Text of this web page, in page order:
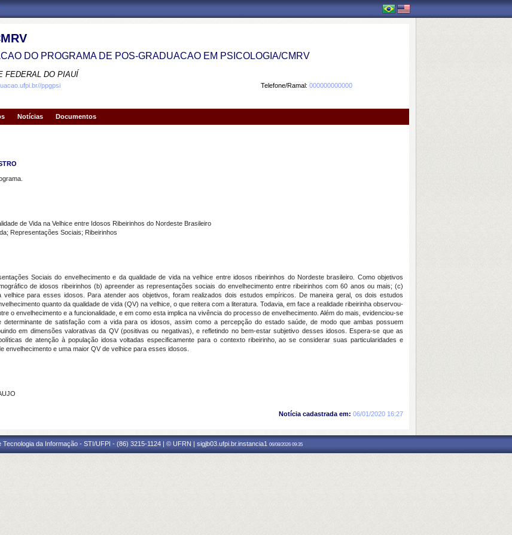
DO PROGRAMA DE POS-GRADUACAO EM PSICOLOGIA/CMRV
FEDERAL DO PIAUÍ
Telefone/Ramal: 000000000000
ppgpsi
Notícias Documentos
de Vida na Velhice entre Idosos Ribeirinhos do Nordeste Brasileiro
Representações Sociais; Ribeirinhos
Sociais do envelhecimento e da qualidade de vida na velhice entre idosos ribeirinhos do Nordeste brasileiro. Como objetivos
de idosos ribeirinhos (b) apreender as representações sociais do envelhecimento entre ribeirinhos com 60 anos ou mais; (c)
para esses idosos. Para atender aos objetivos, foram realizados dois estudos empíricos. De maneira geral, os dois estudos
quanto da qualidade de vida (QV) na velhice, o que reitera com a literatura. Todavia, em face a realidade ribeirinha observou-
o envelhecimento e a funcionalidade, e em como esta implica na vivência do processo de envelhecimento. Além do mais, evidenciou-se
de satisfação com a vida para os idosos, assim como a percepção do estado saúde, de modo que ambas possuem
em dimensões valorativas da QV (positivas ou negativas), e refletindo no bem-estar subjetivo desses idosos. Espera-se que as
de atenção à população idosa voltadas especificamente para o contexto ribeirinho, ao se considerar suas particularidades e
e uma maior QV de velhice para esses idosos.
Notícia cadastrada em: 06/01/2020 16:27
Tecnologia da Informação - STI/UFPI - (86) 3215-1124 | © UFRN | sigjb03.ufpi.br.instancia1 06/08/2026 09:35